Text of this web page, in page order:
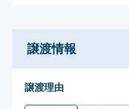
譲渡情報
譲渡理由